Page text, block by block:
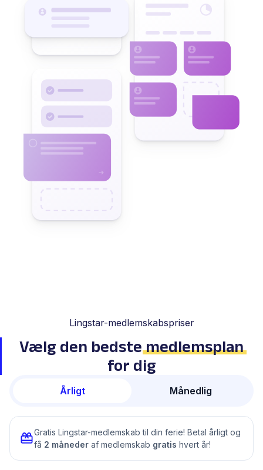
Lingstar-medlemskabspriser
Vælg den bedstemedlemsplan
for dig
Årligt Månedlig
Gratis Lingstar-medlemskab til din ferie! Betal årligt og
få 2 måneder af medlemskab gratis hvert år!